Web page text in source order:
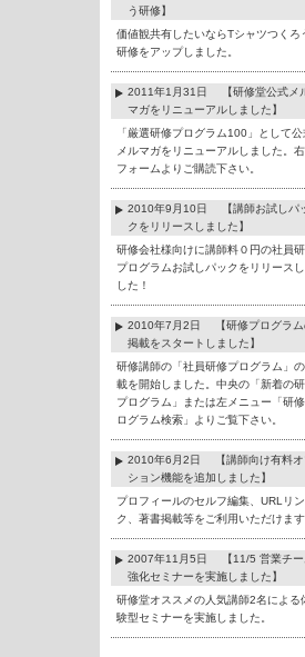
う研修】
価値観共有したいならTシャツつくろ
研修をアップしました。
2011年1月31日 【研修堂公式メ
マガをリニューアルしました】
「厳選研修プログラム100」として公
メルマガをリニューアルしました。
フォームよりご購読下さい。
2010年9月10日 【講師お試しパ
クをリリースしました】
研修会社様向けに講師料０円の社員
プログラムお試しパックをリリースし
した！
2010年7月2日 【研修プログラム
掲載をスタートしました】
研修講師の「社員研修プログラム」
載を開始しました。中央の「新着の
プログラム」または左メニュー「研
ログラム検索」よりご覧下さい。
2010年6月2日 【講師向け有料オ
ション機能を追加しました】
プロフィールのセルフ編集、URLリン
ク、著書掲載等をご利用いただけます
2007年11月5日 【11/5 営業チー
強化セミナーを実施しました】
研修堂オススメの人気講師2名による
験型セミナーを実施しました。